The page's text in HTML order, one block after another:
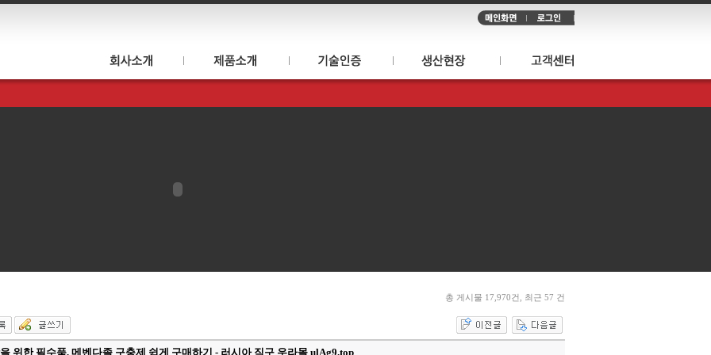
총 게시물 17,970건, 최근 57 건
위한 필수품, 메벤다졸 구충제 쉽게 구매하기 - 러시아 직구 우라몰 ulAg9.top